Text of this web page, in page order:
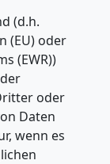
(d.h.
(EU) oder
(EWR))
oder
Daten
wenn es